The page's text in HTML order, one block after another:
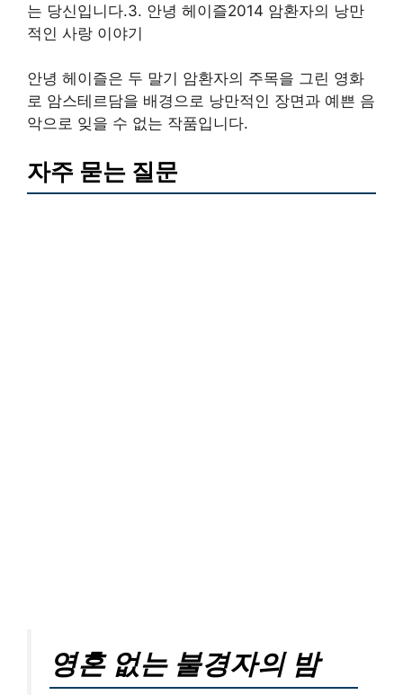
는 당신입니다.3. 안녕 헤이즐2014 암환자의 낭만
적인 사랑 이야기
안녕 헤이즐은 두 말기 암환자의 주목을 그린 영화
로 암스테르담을 배경으로 낭만적인 장면과 예쁜 음
악으로 잊을 수 없는 작품입니다.
자주 묻는 질문
영혼 없는 불경자의 밤